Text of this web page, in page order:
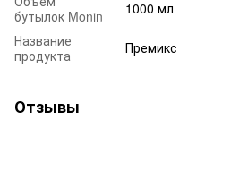
бутылок Monin
1000 мл
Название
продукта
Премикс
Отзывы